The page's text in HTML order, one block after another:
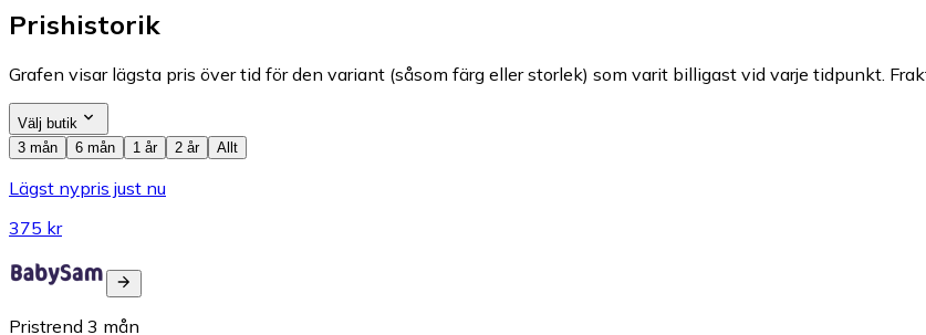
Prishistorik
Grafen visar lägsta pris över tid för den variant (såsom färg eller storlek) som varit billigast vid varje tidpunkt.
Välj butik
3 mån
6 mån 1 år 2 år Allt
Lägst nypris just nu
375 kr
Pristrend 3 mån